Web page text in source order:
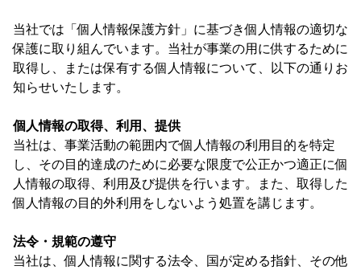
当社では「個人情報保護方針」に基づき個人情報の適切な
保護に取り組んでいます。当社が事業の用に供するために
取得し、または保有する個人情報について、以下の通りお
知らせいたします。
個人情報の取得、利用、提供
当社は、事業活動の範囲内で個人情報の利用目的を特定
し、その目的達成のために必要な限度で公正かつ適正に個
人情報の取得、利用及び提供を行います。また、取得した
個人情報の目的外利用をしないよう処置を講じます。
法令・規範の遵守
当社は、個人情報に関する法令、国が定める指針、その他